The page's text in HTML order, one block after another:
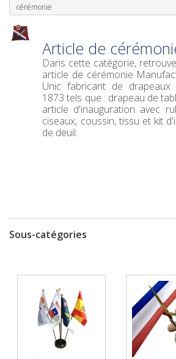
cérémonie
Article de
Dans cette catégorie,
article de cérémonie
Unic fabricant de
1873 tels que : drapeau de
article d'inauguration avec
ciseaux, coussin, tissu et kit
de deuil.
Sous-catégories